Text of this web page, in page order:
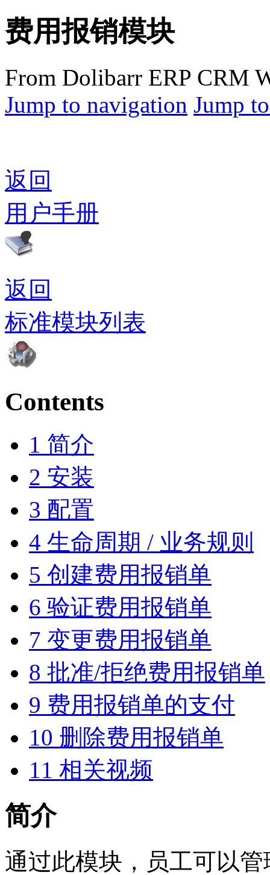
费用报销模块
From Dolibarr ERP CRM
Jump to navigation Jump
返回
用户手册
返回
标准模块列表
Contents
1 简介
2 安装
3 配置
4 生命周期 / 业务规则
5 创建费用报销单
6 验证费用报销单
7 变更费用报销单
8 批准/拒绝费用报销单
9 费用报销单的支付
10 删除费用报销单
11 相关视频
简介
通过此模块，员工可以